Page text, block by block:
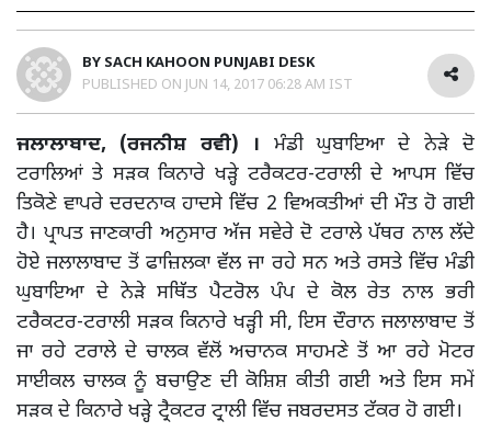
BY SACH KAHOON PUNJABI DESK
PUBLISHED ON JUN 14, 2017 06:28 AM IST
ਜਲਾਲਾਬਾਦ, (ਰਜਨੀਸ਼ ਰਵੀ) । ਮੰਡੀ ਘੁਬਾਇਆ ਦੇ ਨੇੜੇ ਦੋ
ਟਰਾਲਿਆਂ ਤੇ ਸੜਕ ਕਿਨਾਰੇ ਖੜ੍ਹੇ ਟਰੈਕਟਰ-ਟਰਾਲੀ ਦੇ ਆਪਸ ਵਿੱਚ
ਤਿਕੋਣੇ ਵਾਪਰੇ ਦਰਦਨਾਕ ਹਾਦਸੇ ਵਿੱਚ 2 ਵਿਅਕਤੀਆਂ ਦੀ ਮੌਤ ਹੋ ਗਈ
ਹੈ। ਪ੍ਰਾਪਤ ਜਾਣਕਾਰੀ ਅਨੁਸਾਰ ਅੱਜ ਸਵੇਰੇ ਦੋ ਟਰਾਲੇ ਪੱਥਰ ਨਾਲ ਲੱਦੇ
ਹੋਏ ਜਲਾਲਾਬਾਦ ਤੋਂ ਫਾਜ਼ਿਲਕਾ ਵੱਲ ਜਾ ਰਹੇ ਸਨ ਅਤੇ ਰਸਤੇ ਵਿੱਚ ਮੰਡੀ
ਘੁਬਾਇਆ ਦੇ ਨੇੜੇ ਸਥਿੱਤ ਪੈਟਰੋਲ ਪੰਪ ਦੇ ਕੋਲ ਰੇਤ ਨਾਲ ਭਰੀ
ਟਰੈਕਟਰ-ਟਰਾਲੀ ਸੜਕ ਕਿਨਾਰੇ ਖੜ੍ਹੀ ਸੀ, ਇਸ ਦੌਰਾਨ ਜਲਾਲਾਬਾਦ ਤੋਂ
ਜਾ ਰਹੇ ਟਰਾਲੇ ਦੇ ਚਾਲਕ ਵੱਲੋਂ ਅਚਾਨਕ ਸਾਹਮਣੇ ਤੋਂ ਆ ਰਹੇ ਮੋਟਰ
ਸਾਈਕਲ ਚਾਲਕ ਨੂੰ ਬਚਾਉਣ ਦੀ ਕੋਸ਼ਿਸ਼ ਕੀਤੀ ਗਈ ਅਤੇ ਇਸ ਸਮੇਂ
ਸੜਕ ਦੇ ਕਿਨਾਰੇ ਖੜ੍ਹੇ ਟ੍ਰੈਕਟਰ ਟ੍ਰਾਲੀ ਵਿੱਚ ਜਬਰਦਸਤ ਟੱਕਰ ਹੋ ਗਈ।